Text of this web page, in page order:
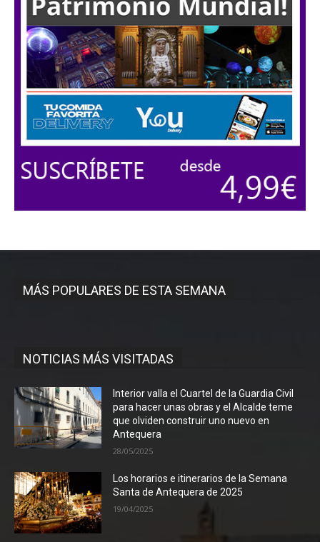
MÁS POPULARES DE ESTA SEMANA
NOTICIAS MÁS VISITADAS
Interior valla el Cuartel de la Guardia Civil
para hacer unas obras y el Alcalde teme
que olviden construir uno nuevo en
Antequera
28/05/2025
Los horarios e itinerarios de la Semana
Santa de Antequera de 2025
19/04/2025